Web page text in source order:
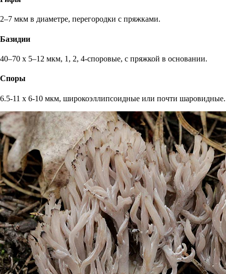
2–7 мкм в диаметре, перегородки с пряжками.
Базидии
40–70 х 5–12 мкм, 1, 2, 4-споровые, с пряжкой в основании.
Споры
6.5-11 х 6-10 мкм, широкоэллипсоидные или почти шаровидные.